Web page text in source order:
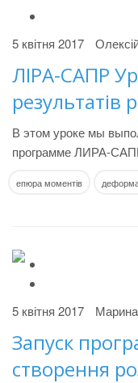
5 квітня 2017
ЛІРА-САПР
результатів
В этом уроке мы
программе ЛИРА-
епюра моментів
5 квітня 2017
Запуск
створення